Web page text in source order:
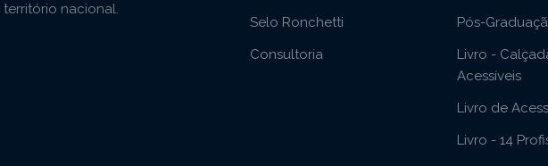
nacional.
Selo Ronchetti
Consultoria
Pós-
Livro -
Acessíveis
Livro de
Livro - 14